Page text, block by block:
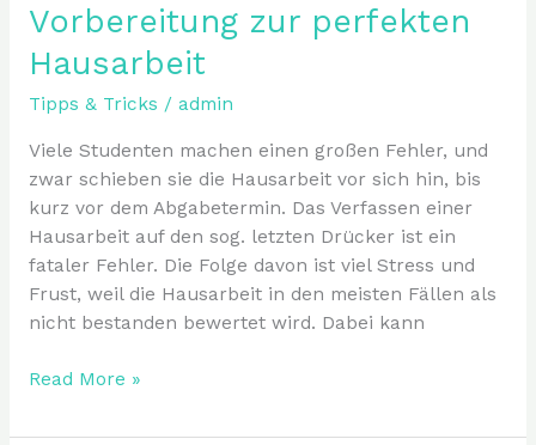
Vorbereitung zur perfekten
Hausarbeit
Tipps & Tricks / admin
Viele Studenten machen einen großen Fehler, und
zwar schieben sie die Hausarbeit vor sich hin, bis
kurz vor dem Abgabetermin. Das Verfassen einer
Hausarbeit auf den sog. letzten Drücker ist ein
fataler Fehler. Die Folge davon ist viel Stress und
Frust, weil die Hausarbeit in den meisten Fällen als
nicht bestanden bewertet wird. Dabei kann
Read More »